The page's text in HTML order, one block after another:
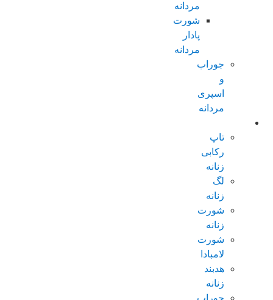
مردانه
شورت
پادار
مردانه
جوراب
و
اسپری
مردانه
تاپ
رکابی
زنانه
لگ
زنانه
شورت
زنانه
شورت
لامبادا
هدبند
زنانه
جوراب